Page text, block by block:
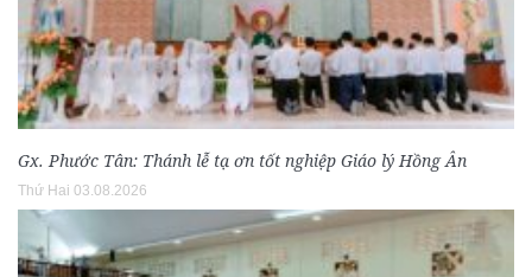
Gx. Phước Tân: Thánh lễ tạ ơn tốt nghiệp Giáo lý Hồng Ân
Thứ Hai 03.08.2026